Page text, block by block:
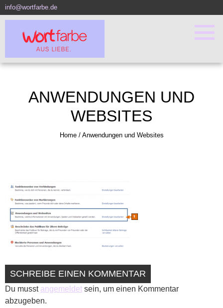
info@wortfarbe.de
ANWENDUNGEN UND
WEBSITES
Home/ Anwendungen und Websites
SCHREIBE EINEN KOMMENTAR
Du musst angemeldet sein, um einen Kommentar
abzugeben.